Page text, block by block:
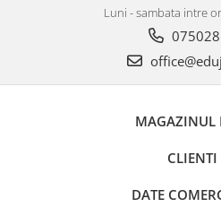
Luni - sambata intre
MAGAZINUL
CLIENTI
DATE